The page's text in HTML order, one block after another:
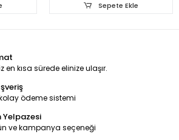
Sepete Ekle
en kısa sürede elinize ulaşır.
ödeme sistemi
Yelpazesi
ve kampanya seçeneği